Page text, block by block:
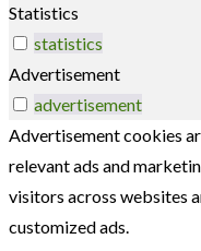
Statistics
statistics
Advertisement
advertisement
Advertisement cookies
relevant ads and
visitors across websites
customized ads.